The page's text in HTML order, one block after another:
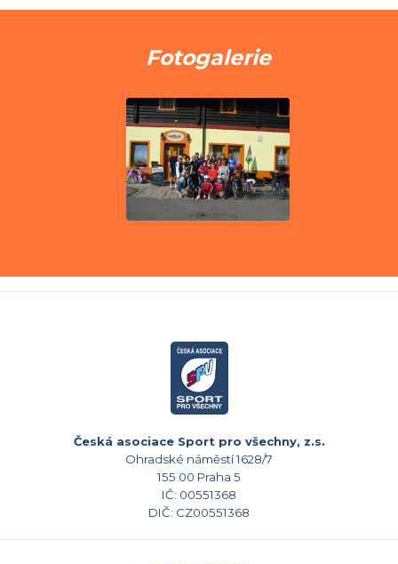
Fotogalerie
Česká asociace Sport pro všechny, z.s.
Ohradské náměstí 1628/7
155 00 Praha 5
IČ: 00551368
DIČ: CZ00551368